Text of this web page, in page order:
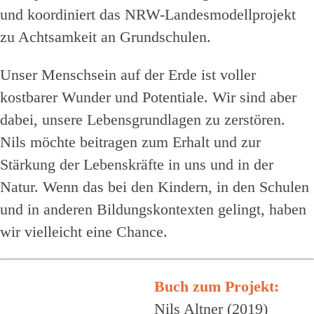
und koordiniert das NRW-Landesmodellprojekt
zu Achtsamkeit an Grundschulen.
Unser Menschsein auf der Erde ist voller
kostbarer Wunder und Potentiale. Wir sind aber
dabei, unsere Lebensgrundlagen zu zerstören.
Nils möchte beitragen zum Erhalt und zur
Stärkung der Lebenskräfte in uns und in der
Natur. Wenn das bei den Kindern, in den Schulen
und in anderen Bildungskontexten gelingt, haben
wir vielleicht eine Chance.
Buch zum Projekt:
Nils Altner (2019)